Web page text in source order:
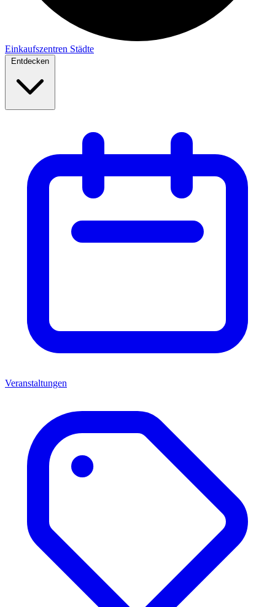
Einkaufszentren Städte
Entdecken
Veranstaltungen